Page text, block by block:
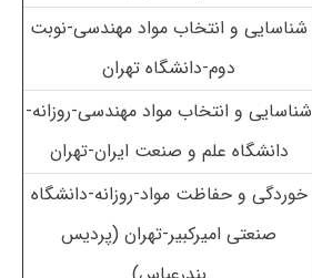
شناسایی و انتخاب مواد مهندسی-نوبت
دوم-دانشگاه تهران
شناسایی و انتخاب مواد مهندسی-روزانه-
دانشگاه علم و صنعت ایران-تهران
خوردگی و حفاظت مواد-روزانه-دانشگاه
صنعتی امیرکبیر-تهران (پردیس